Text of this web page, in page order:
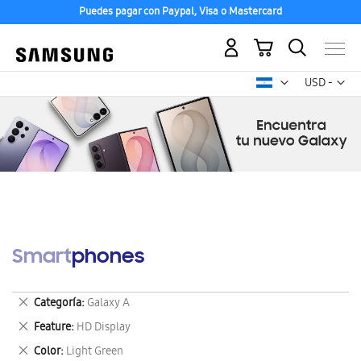
Puedes pagar con Paypal, Visa o Mastercard
USD -
dólar
Mi carrito
Smartphones
Categoría Galaxy A
Eliminar
este
artículo
Feature HD Display
Eliminar
este
Color Light Green
Eliminar